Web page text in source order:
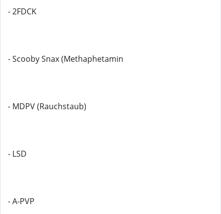
- 2FDCK
- Scooby Snax (Methaphetamin
- MDPV (Rauchstaub)
- LSD
- A-PVP